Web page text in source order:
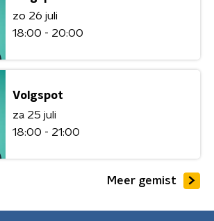
zo 26 juli
18:00 - 20:00
Volgspot
za 25 juli
18:00 - 21:00
Meer gemist